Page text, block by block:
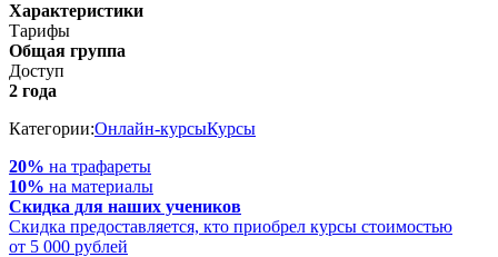
Характеристики
Тарифы
Общая группа
Доступ
2 года
Категории:Онлайн-курсыКурсы
20% на трафареты
10% на материалы
Скидка для наших учеников
Cкидка предоставляется, кто приобрел курсы стоимостью
от 5 000 рублей